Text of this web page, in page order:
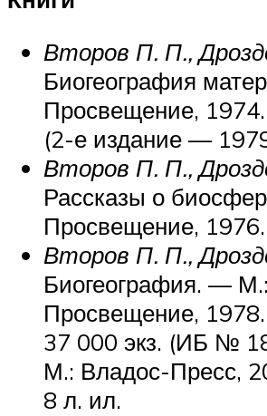
Второв П. П.,
Биогеография
Просвещение,
(2-е издание —
Второв П. П.,
Рассказы о
Просвещение,
Второв П. П.,
Биогеография. — М.:
Просвещение,
37 000 экз. (ИБ №
М.: Владос-Пресс,
8 л. ил.